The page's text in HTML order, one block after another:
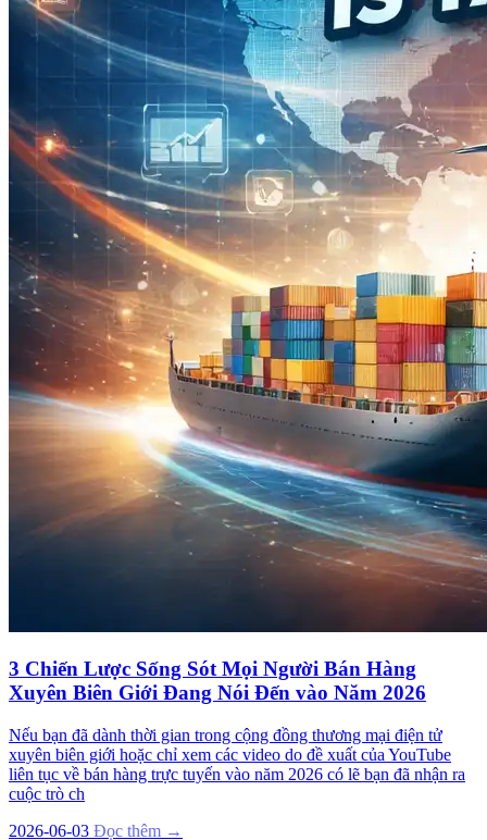
3 Chiến Lược Sống Sót Mọi Người Bán Hàng
Xuyên Biên Giới Đang Nói Đến vào Năm 2026
Nếu bạn đã dành thời gian trong cộng đồng thương mại điện tử
xuyên biên giới hoặc chỉ xem các video do đề xuất của YouTube
liên tục về bán hàng trực tuyến vào năm 2026 có lẽ bạn đã nhận ra
cuộc trò ch
2026-06-03 Đọc thêm →